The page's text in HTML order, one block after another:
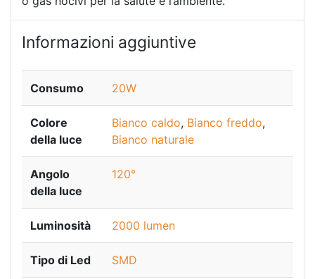
Informazioni aggiuntive
Consumo 20W
Colore
della luce
Bianco caldo, Bianco freddo,
Bianco naturale
Angolo
della luce
120°
Luminosità 2000 lumen
Tipo di Led SMD